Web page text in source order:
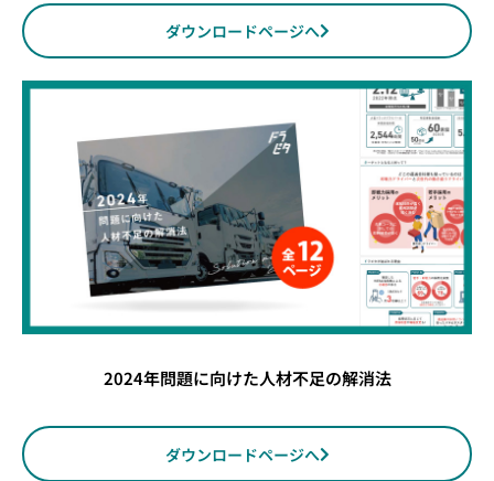
ダウンロードページへ
2024年問題に向けた人材不足の解消法
ダウンロードページへ